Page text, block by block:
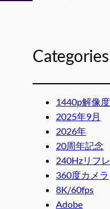
Categories
1440p解像度
2025年9月
2026年
20周年記念
240Hzリフ
360度カメラ
8K/60fps
Adobe